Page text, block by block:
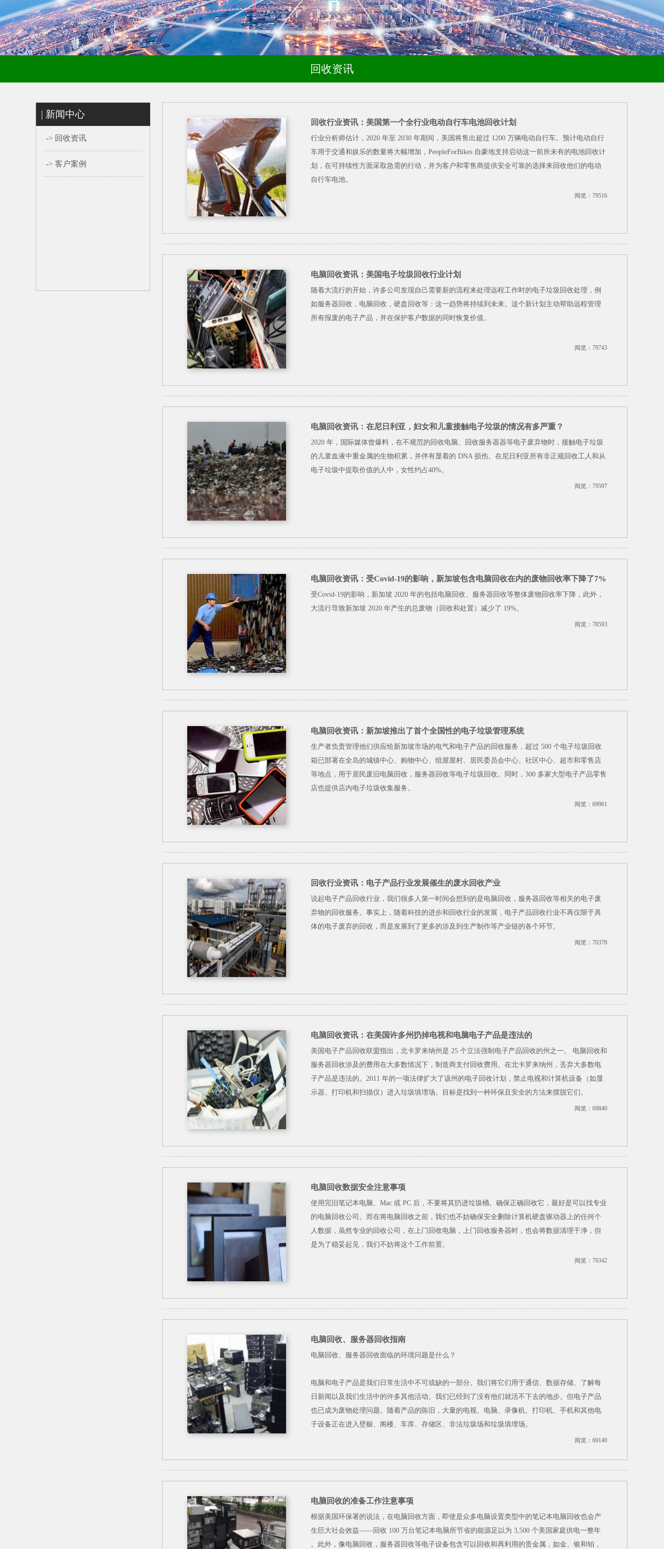
回收资讯
| 新闻中心
-> 回收资讯
-> 客户案例
回收行业资讯：美国第一个全行业电动自行车电池回收计划
行业分析师估计，2020 年至 2030 年期间，美国将售出超过 1200 万辆电动自行车。预计电动自行
车用于交通和娱乐的数量将大幅增加，PeopleForBikes 自豪地支持启动这一前所未有的电池回收计
划，在可持续性方面采取急需的行动，并为客户和零售商提供安全可靠的选择来回收他们的电动
自行车电池。
阅览：79516
电脑回收资讯：美国电子垃圾回收行业计划
随着大流行的开始，许多公司发现自己需要新的流程来处理远程工作时的电子垃圾回收处理，例
如服务器回收，电脑回收，硬盘回收等：这一趋势将持续到未来。这个新计划主动帮助远程管理
所有报废的电子产品，并在保护客户数据的同时恢复价值。
阅览：79743
电脑回收资讯：在尼日利亚，妇女和儿童接触电子垃圾的情况有多严重？
2020 年，国际媒体曾爆料，在不规范的回收电脑、回收服务器器等电子废弃物时，接触电子垃圾
的儿童血液中重金属的生物积累，并伴有显着的 DNA 损伤。在尼日利亚所有非正规回收工人和从
电子垃圾中提取价值的人中，女性约占40%。
阅览：79597
电脑回收资讯：受Covid-19的影响，新加坡包含电脑回收在内的废物回收率下降了7%
受Covid-19的影响，新加坡 2020 年的包括电脑回收、服务器回收等整体废物回收率下降，此外，
大流行导致新加坡 2020 年产生的总废物（回收和处置）减少了 19%。
阅览：78593
电脑回收资讯：新加坡推出了首个全国性的电子垃圾管理系统
生产者负责管理他们供应给新加坡市场的电气和电子产品的回收服务，超过 500 个电子垃圾回收
箱已部署在全岛的城镇中心、购物中心、组屋屋村、居民委员会中心、社区中心、超市和零售店
等地点，用于居民废旧电脑回收，服务器回收等电子垃圾回收。同时，300 多家大型电子产品零售
店也提供店内电子垃圾收集服务。
阅览：69961
回收行业资讯：电子产品行业发展催生的废水回收产业
​说起电子产品回收行业，我们很多人第一时间会想到的是电脑回收，服务器回收等相关的电子废
弃物的回收服务。事实上，随着科技的进步和回收行业的发展，电子产品回收行业不再仅限于具
体的电子废弃的回收，而是发展到了更多的涉及到生产制作等产业链的各个环节。
阅览：70378
电脑回收资讯：在美国许多州扔掉电视和电脑电子产品是违法的
美国电子产品回收联盟指出，北卡罗来纳州是 25 个立法强制电子产品回收的州之一。 电脑回收和
服务器回收涉及的费用在大多数情况下，制造商支付回收费用。在北卡罗来纳州，丢弃大多数电
子产品是违法的。2011 年的一项法律扩大了该州的电子回收计划，禁止电视和计算机设备（如显
示器、打印机和扫描仪）进入垃圾填埋场。目标是找到一种环保且安全的方法来摆脱它们。
阅览：69840
电脑回收数据安全注意事项
使用完旧笔记本电脑、Mac 或 PC 后，不要将其扔进垃圾桶。确保正确回收它，最好是可以找专业
的电脑回收公司。而在将电脑回收之前，我们也不妨确保安全删除计算机硬盘驱动器上的任何个
人数据，虽然专业的回收公司，在上门回收电脑，上门回收服务器时，也会将数据清理干净，但
是为了稳妥起见，我们不妨将这个工作前置。
阅览：70342
电脑回收、服务器回收指南
电脑回收、服务器回收面临的环境问题是什么？
电脑和电子产品是我们日常生活中不可或缺的一部分。我们将它们用于通信、数据存储、了解每
日新闻以及我们生活中的许多其他活动。我们已经到了没有他们就活不下去的地步。但电子产品
也已成为废物处理问题。随着产品的陈旧，大量的电视、电脑、录像机、打印机、手机和其他电
子设备正在进入壁橱、阁楼、车库、存储区、非法垃圾场和垃圾填埋场。
阅览：69140
电脑回收的准备工作注意事项
根据美国环保署的说法，在电脑回收方面，即使是众多电脑设置类型中的笔记本电脑回收也会产
生巨大社会效益——回收 100 万台笔记本电脑所节省的能源足以为 3,500 个美国家庭供电一整年
。此外，像电脑回收，服务器回收等电子设备包含可以回收和再利用的贵金属，如金、银和铂，